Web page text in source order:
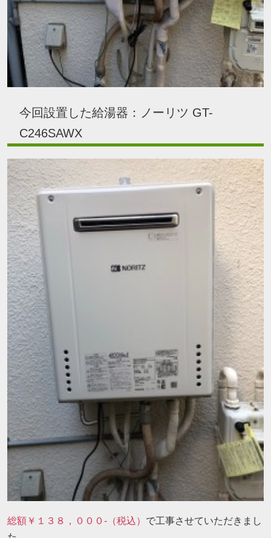
今回設置した給湯器：ノーリツ GT-
C246SAWX
総額￥１３８，０００-（税込） で工事させていただきまし